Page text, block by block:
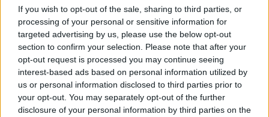
If you wish to opt-out of the sale, sharing to third parties, or
processing of your personal or sensitive information for
targeted advertising by us, please use the below opt-out
section to confirm your selection. Please note that after your
opt-out request is processed you may continue seeing
interest-based ads based on personal information utilized by
us or personal information disclosed to third parties prior to
your opt-out. You may separately opt-out of the further
disclosure of your personal information by third parties on the
χωράνε όλοι όσοι θέλουνε να προσφέρουν σε
αυτή την αλλαγή. Αυτό που θέλουμε να κομίσουμε
είναι έναν καινούργιο αέρα, ένα καινούργιο
πνεύμα και ένα καινούργιο πρόγραμμα το οποίο
σιγά σιγά θα αρχίσει να συν-διαμορφώνεται μαζί
με όλους όσους μας ακολουθούνε και θα